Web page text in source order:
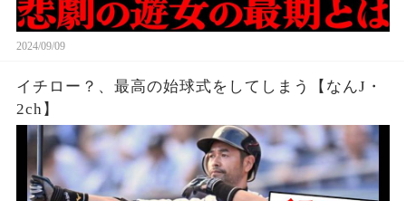
2024/09/09
イチロー？、最高の始球式をしてしまう【なんJ・
2ch】